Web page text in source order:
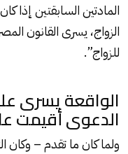
المادتين السابقتين إذا
الزواج، يسرى القانون
للزواج”.
الواقعة يسرى
الدعوى أقيمت
ولما كان ما تقدم – وكان